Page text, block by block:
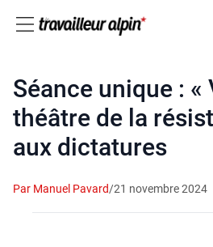
Séance unique : «
théâtre de la
aux dictatures
Par Manuel Pavard/21 novembre 2024